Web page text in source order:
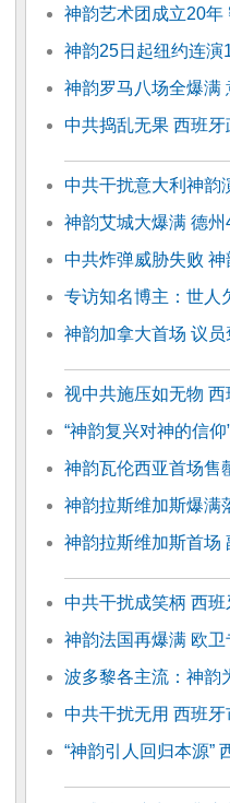
神韵艺术团成立20年
神韵25日起纽约连演
神韵罗马八场全爆满
中共捣乱无果 西班
中共干扰意大利神韵
神韵艾城大爆满 德
中共炸弹威胁失败
专访知名博主：世人
神韵加拿大首场 议
视中共施压如无物
“神韵复兴对神的信
神韵瓦伦西亚首场售
神韵拉斯维加斯爆满
神韵拉斯维加斯首场
中共干扰成笑柄 西
神韵法国再爆满 欧
波多黎各主流：神韵
中共干扰无用 西班
“神韵引人回归本源”